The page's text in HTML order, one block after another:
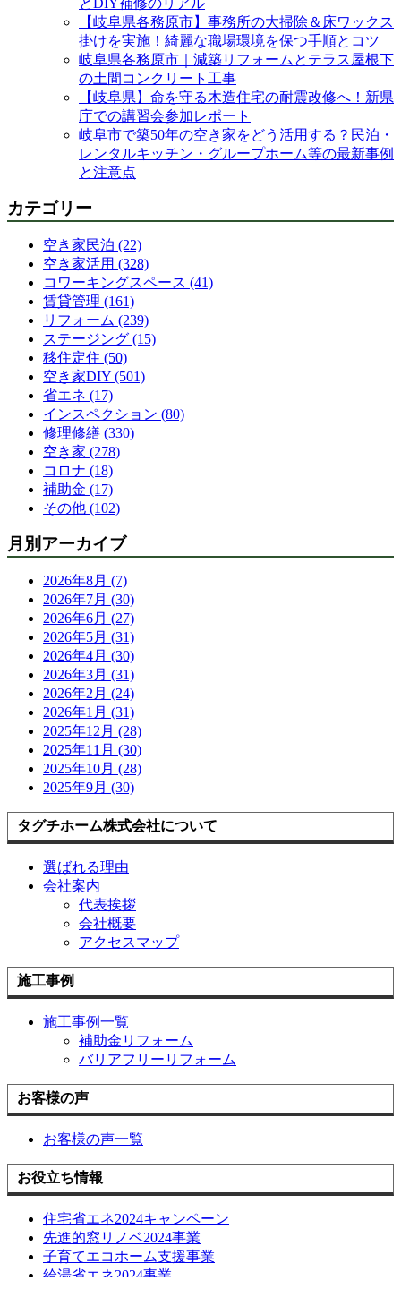
【岐阜県各務原市】事務所の大掃除＆床ワックス
掛けを実施！綺麗な職場環境を保つ手順とコツ
岐阜県各務原市｜減築リフォームとテラス屋根下
の土間コンクリート工事
【岐阜県】命を守る木造住宅の耐震改修へ！新県
庁での講習会参加レポート
岐阜市で築50年の空き家をどう活用する？民泊・
レンタルキッチン・グループホーム等の最新事例
と注意点
カテゴリー
空き家民泊 (22)
空き家活用 (328)
コワーキングスペース (41)
賃貸管理 (161)
リフォーム (239)
ステージング (15)
移住定住 (50)
空き家DIY (501)
省エネ (17)
インスペクション (80)
修理修繕 (330)
空き家 (278)
コロナ (18)
補助金 (17)
その他 (102)
月別アーカイブ
2026年8月 (7)
2026年7月 (30)
2026年6月 (27)
2026年5月 (31)
2026年4月 (30)
2026年3月 (31)
2026年2月 (24)
2026年1月 (31)
2025年12月 (28)
2025年11月 (30)
2025年10月 (28)
2025年9月 (30)
タグチホーム株式会社について
選ばれる理由
会社案内
代表挨拶
会社概要
アクセスマップ
施工事例
施工事例一覧
補助金リフォーム
バリアフリーリフォーム
お客様の声
お客様の声一覧
お役立ち情報
住宅省エネ2024キャンペーン
先進的窓リノベ2024事業
子育てエコホーム支援事業
給湯省エネ2024事業